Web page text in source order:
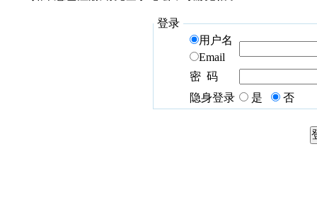
登录
用户名
Email
密 码
隐身登录
是 否